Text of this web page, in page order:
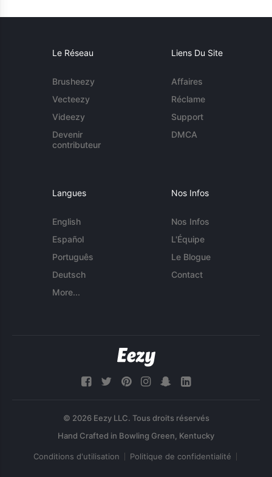
Le Réseau
Brusheezy
Vecteezy
Videezy
Devenir
contributeur
Liens Du Site
Affaires
Réclame
Support
DMCA
Langues
English
Español
Português
Deutsch
More...
Nos Infos
Nos Infos
L'Équipe
Le Blogue
Contact
© 2026 Eezy LLC. Tous droits réservés
Conditions d'utilisation Politique de confidentialité